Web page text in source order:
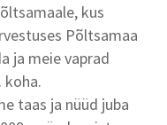
kus
Põltsamaa
ja meie vaprad
koha.
taas ja nüüd juba